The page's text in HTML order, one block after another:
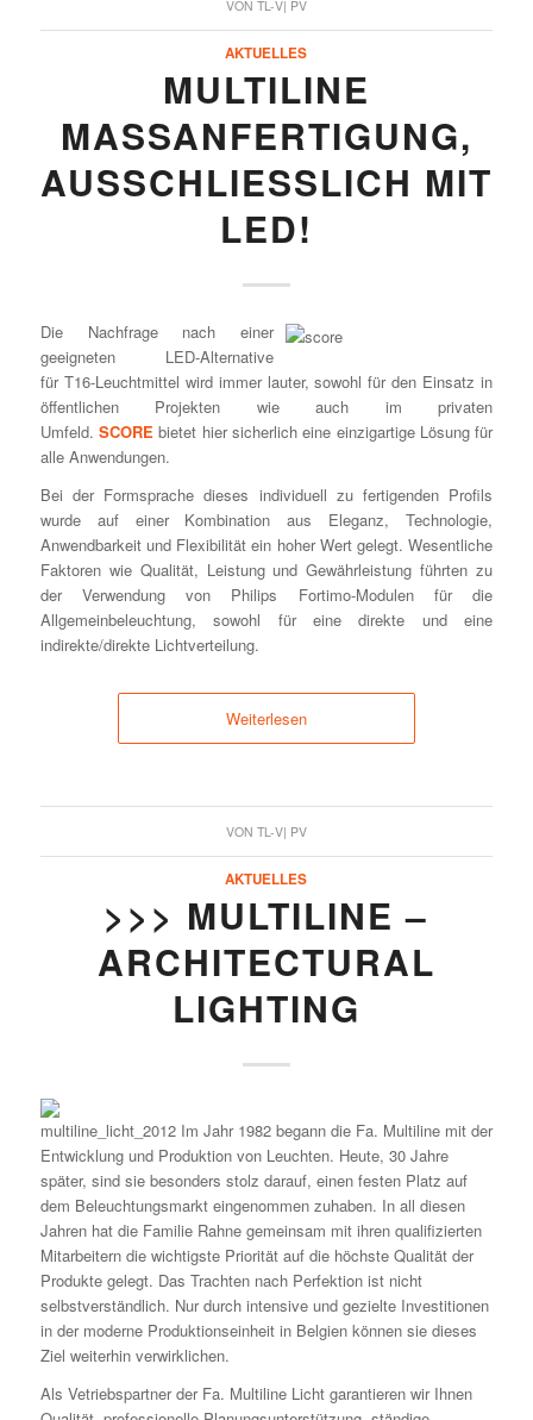
VON TL-V| PV
AKTUELLES
MULTILINE
MASSANFERTIGUNG, A
USSCHLIESSLICH MIT LE
D!
Die Nachfrage nach einer
geeigneten LED-Alternative
für T16-Leuchtmittel wird immer lauter, sowohl für den Einsatz in
öffentlichen Projekten wie auch im privaten
Umfeld. SCOREbietet hier sicherlich eine einzigartige Lösung für
alle Anwendungen.
Bei der Formsprache dieses individuell zu fertigenden Profils
wurde auf einer Kombination aus Eleganz, Technologie,
Anwendbarkeit und Flexibilität ein hoher Wert gelegt. Wesentliche
Faktoren wie Qualität, Leistung und Gewährleistung führten zu
der Verwendung von Philips Fortimo-Modulen für die
Allgemeinbeleuchtung, sowohl für eine direkte und eine
indirekte/direkte Lichtverteilung.
Weiterlesen
VON TL-V| PV
AKTUELLES
>>> MULTILINE –
ARCHITECTURAL
LIGHTING
Im Jahr 1982 begann die Fa. Multiline mit der
Entwicklung und Produktion von Leuchten. Heute, 30 Jahre
später, sind sie besonders stolz darauf, einen festen Platz auf
dem Beleuchtungsmarkt eingenommen zuhaben. In all diesen
Jahren hat die Familie Rahne gemeinsam mit ihren qualifizierten
Mitarbeitern die wichtigste Priorität auf die höchste Qualität der
Produkte gelegt. Das Trachten nach Perfektion ist nicht
selbstverständlich. Nur durch intensive und gezielte Investitionen
in der moderne Produktionseinheit in Belgien können sie dieses
Ziel weiterhin verwirklichen.
Als Vetriebspartner der Fa. Multiline Licht garantieren wir Ihnen